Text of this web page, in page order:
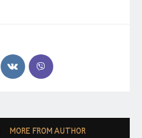
MORE FROM AUTHOR